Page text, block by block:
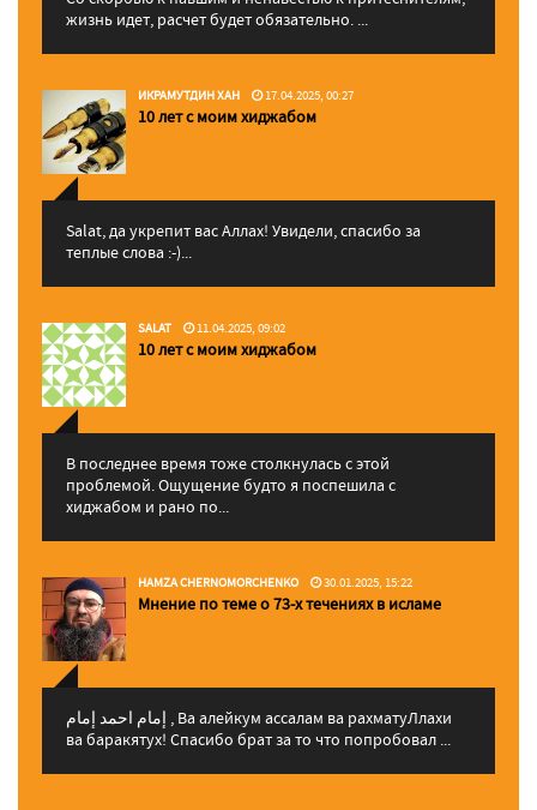
жизнь идет, расчет будет обязательно. ...
ИКРАМУТДИН ХАН 17.04.2025, 00:27
10 лет с моим хиджабом
Salat, да укрепит вас Аллаx! Увидели, спасибо за
теплые слова :-)...
SALAT 11.04.2025, 09:02
10 лет с моим хиджабом
В последнее время тоже столкнулась с этой
проблемой. Ощущение будто я поспешила с
хиджабом и рано по...
HAMZA CHERNOMORCHENKO 30.01.2025, 15:22
Мнение по теме о 73-х течениях в исламе
إمام احمد إمام , Ва алейкум ассалам ва рахматуЛлахи
ва баракятух! Спасибо брат за то что попробовал ...